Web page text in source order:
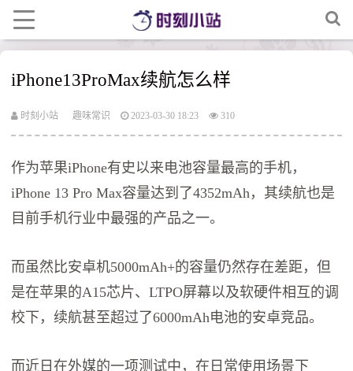
iPhone13ProMax续航怎么样
时刻小站 趣味常识 2023-03-30 18:23 310
作为苹果iPhone有史以来电池容量最高的手机，
iPhone 13 Pro Max容量达到了4352mAh，其续航也是
目前手机行业中最强的产品之一。
而虽然比安卓机5000mAh+的容量仍然存在差距，但
是在苹果的A15芯片、LTPO屏幕以及软硬件相互的调
校下，续航甚至超过了6000mAh电池的安卓竞品。
而近日在外媒的一项测试中，在日常使用场景下